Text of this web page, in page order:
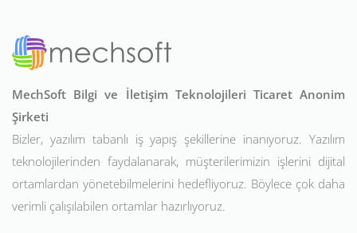
MechSoft Bilgi ve İletişim Teknolojileri Ticaret Anonim
Şirketi
Bizler, yazılım tabanlı iş yapış şekillerine inanıyoruz. Yazılım
teknolojilerinden faydalanarak, müşterilerimizin işlerini dijital
ortamlardan yönetebilmelerini hedefliyoruz. Böylece çok daha
verimli çalışılabilen ortamlar hazırlıyoruz.